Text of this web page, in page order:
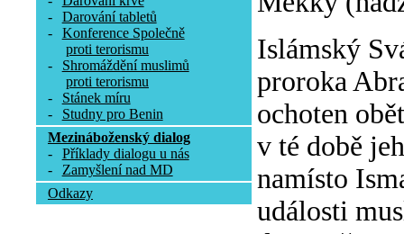
-
Darování tabletů
-
Konference Společně
proti terorismu
-
Shromáždění muslimů
proti terorismu
-
Stánek míru
-
Studny pro Benin
Mezináboženský dialog
-
Příklady dialogu u nás
-
Zamyšlení nad MD
Odkazy
Islámský
proroka
ochoten
v té době
namísto
události